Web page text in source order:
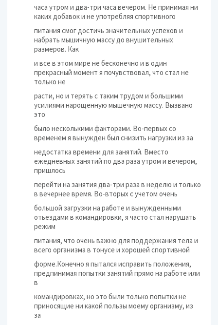
часа утром и два-три часа вечером. Не принимая ни
каких добавок и не употребляя спортивного
питания смог достичь значительных успехов и
набрать мышичную массу до внушительных
размеров. Как
и все в этом мире не бесконечно и в один
прекрасный момент я почувствовал, что стал не
только не
расти, но и терять с таким трудом и большими
усилиями нарощенную мышечную массу. Вызвано
это
было несколькими факторами. Во-первых со
временем я вынужден был снизить нагрузки из за
недостатка времени для занятий. Вместо
ежедневных занятий по два раза утром и вечером,
пришлось
перейти на занятия два-три раза в неделю и только
в вечернее время. Во-вторых с учетом очень
большой загрузки на работе и вынужденными
отьездами в командировки, я часто стал нарушать
режим
питания, что очень важно для поддержания тела и
всего организма в тонусе и хорошей спортивной
форме.Конечно я пытался исправить положения,
предпинимая попытки занятий прямо на работе или
в
командировках, но это были только попытки не
приносящие ни какой пользы моему организму, из
за